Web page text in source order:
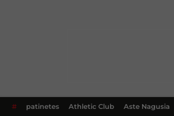
# patinetes Athletic Club Aste Nagusia